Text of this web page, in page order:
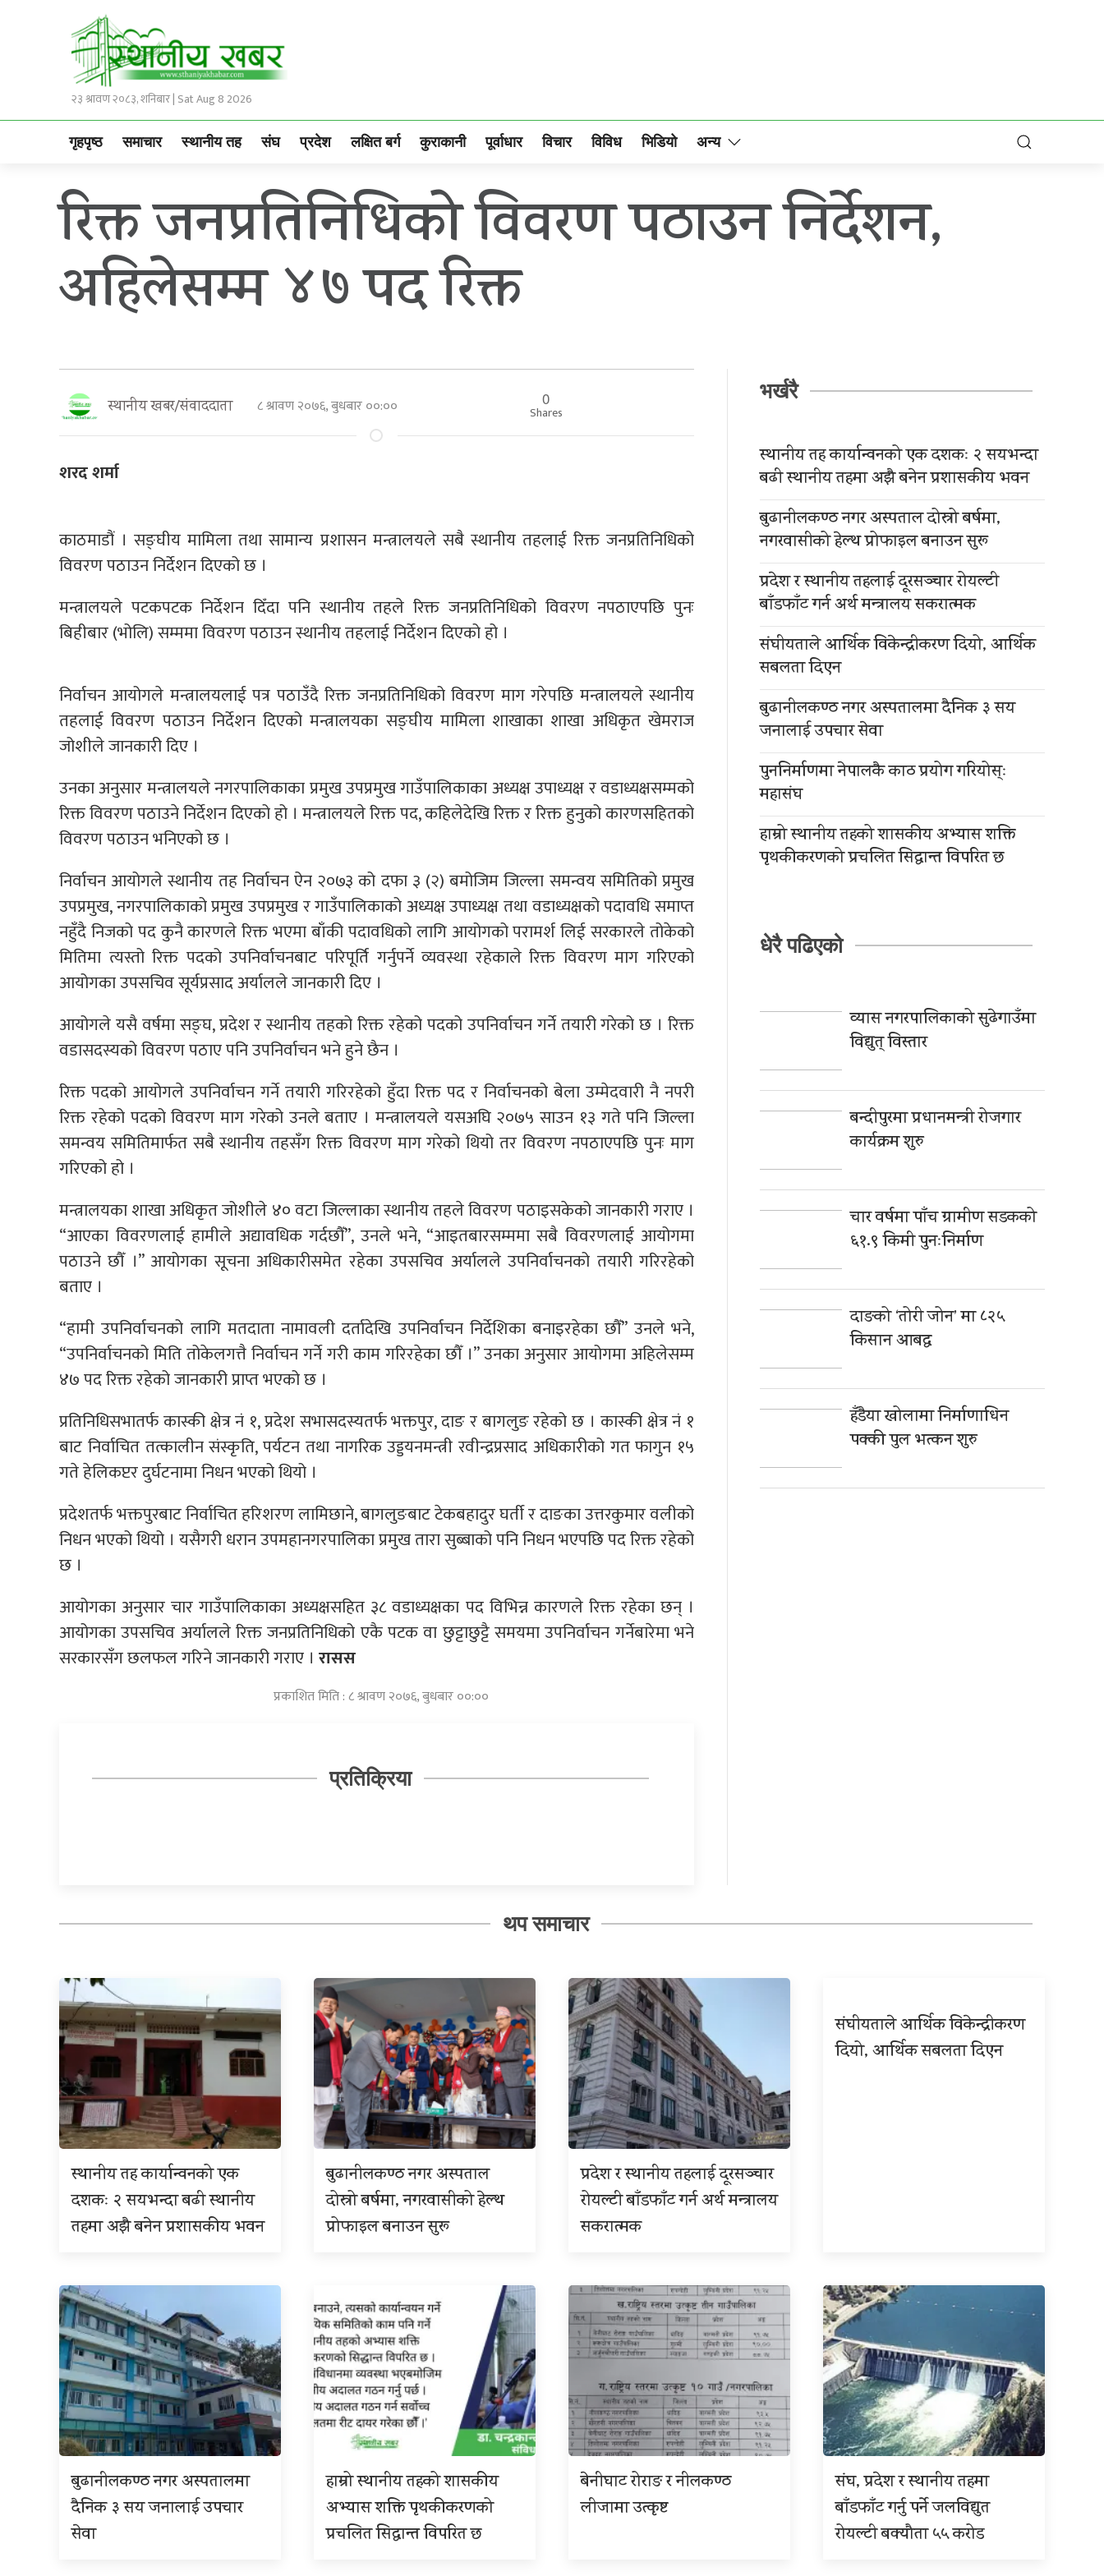
२३ श्रावण २०८३, शनिबार | Sat Aug 8 2026
गृहपृष्ठ समाचार स्थानीय तह संघ प्रदेश लक्षित बर्ग कुराकानी पूर्वाधार विचार विविध भिडियो अन्य
रिक्त जनप्रतिनिधिको विवरण पठाउन निर्देशन,
अहिलेसम्म ४७ पद रिक्त
स्थानीय खबर/संवाददाता ८ श्रावण २०७६, बुधबार ००:०० 0
Shares
शरद शर्मा
काठमाडौं । सङ्घीय मामिला तथा सामान्य प्रशासन मन्त्रालयले सबै स्थानीय तहलाई रिक्त जनप्रतिनिधिको
विवरण पठाउन निर्देशन दिएको छ ।
मन्त्रालयले पटकपटक निर्देशन दिँदा पनि स्थानीय तहले रिक्त जनप्रतिनिधिको विवरण नपठाएपछि पुनः
बिहीबार (भोलि) सम्ममा विवरण पठाउन स्थानीय तहलाई निर्देशन दिएको हो ।
निर्वाचन आयोगले मन्त्रालयलाई पत्र पठाउँदै रिक्त जनप्रतिनिधिको विवरण माग गरेपछि मन्त्रालयले स्थानीय
तहलाई विवरण पठाउन निर्देशन दिएको मन्त्रालयका सङ्घीय मामिला शाखाका शाखा अधिकृत खेमराज
जोशीले जानकारी दिए ।
उनका अनुसार मन्त्रालयले नगरपालिकाका प्रमुख उपप्रमुख गाउँपालिकाका अध्यक्ष उपाध्यक्ष र वडाध्यक्षसम्मको
रिक्त विवरण पठाउने निर्देशन दिएको हो । मन्त्रालयले रिक्त पद, कहिलेदेखि रिक्त र रिक्त हुनुको कारणसहितको
विवरण पठाउन भनिएको छ ।
निर्वाचन आयोगले स्थानीय तह निर्वाचन ऐन २०७३ को दफा ३ (२) बमोजिम जिल्ला समन्वय समितिको प्रमुख
उपप्रमुख, नगरपालिकाको प्रमुख उपप्रमुख र गाउँपालिकाको अध्यक्ष उपाध्यक्ष तथा वडाध्यक्षको पदावधि समाप्त
नहुँदै निजको पद कुनै कारणले रिक्त भएमा बाँकी पदावधिको लागि आयोगको परामर्श लिई सरकारले तोकेको
मितिमा त्यस्तो रिक्त पदको उपनिर्वाचनबाट परिपूर्ति गर्नुपर्ने व्यवस्था रहेकाले रिक्त विवरण माग गरिएको
आयोगका उपसचिव सूर्यप्रसाद अर्यालले जानकारी दिए ।
आयोगले यसै वर्षमा सङ्घ, प्रदेश र स्थानीय तहको रिक्त रहेको पदको उपनिर्वाचन गर्ने तयारी गरेको छ । रिक्त
वडासदस्यको विवरण पठाए पनि उपनिर्वाचन भने हुने छैन ।
रिक्त पदको आयोगले उपनिर्वाचन गर्ने तयारी गरिरहेको हुँदा रिक्त पद र निर्वाचनको बेला उम्मेदवारी नै नपरी
रिक्त रहेको पदको विवरण माग गरेको उनले बताए । मन्त्रालयले यसअघि २०७५ साउन १३ गते पनि जिल्ला
समन्वय समितिमार्फत सबै स्थानीय तहसँग रिक्त विवरण माग गरेको थियो तर विवरण नपठाएपछि पुनः माग
गरिएको हो ।
मन्त्रालयका शाखा अधिकृत जोशीले ४० वटा जिल्लाका स्थानीय तहले विवरण पठाइसकेको जानकारी गराए ।
“आएका विवरणलाई हामीले अद्यावधिक गर्दछौँ”, उनले भने, “आइतबारसम्ममा सबै विवरणलाई आयोगमा
पठाउने छौँ ।” आयोगका सूचना अधिकारीसमेत रहेका उपसचिव अर्यालले उपनिर्वाचनको तयारी गरिरहेको
बताए ।
“हामी उपनिर्वाचनको लागि मतदाता नामावली दर्तादेखि उपनिर्वाचन निर्देशिका बनाइरहेका छौँ” उनले भने,
“उपनिर्वाचनको मिति तोकेलगत्तै निर्वाचन गर्ने गरी काम गरिरहेका छौँ ।” उनका अनुसार आयोगमा अहिलेसम्म
४७ पद रिक्त रहेको जानकारी प्राप्त भएको छ ।
प्रतिनिधिसभातर्फ कास्की क्षेत्र नं १, प्रदेश सभासदस्यतर्फ भक्तपुर, दाङ र बागलुङ रहेको छ । कास्की क्षेत्र नं १
बाट निर्वाचित तत्कालीन संस्कृति, पर्यटन तथा नागरिक उड्डयनमन्त्री रवीन्द्रप्रसाद अधिकारीको गत फागुन १५
गते हेलिकप्टर दुर्घटनामा निधन भएको थियो ।
प्रदेशतर्फ भक्तपुरबाट निर्वाचित हरिशरण लामिछाने, बागलुङबाट टेकबहादुर घर्ती र दाङका उत्तरकुमार वलीको
निधन भएको थियो । यसैगरी धरान उपमहानगरपालिका प्रमुख तारा सुब्बाको पनि निधन भएपछि पद रिक्त रहेको
छ ।
आयोगका अनुसार चार गाउँपालिकाका अध्यक्षसहित ३८ वडाध्यक्षका पद विभिन्न कारणले रिक्त रहेका छन् ।
आयोगका उपसचिव अर्यालले रिक्त जनप्रतिनिधिको एकै पटक वा छुट्टाछुट्टै समयमा उपनिर्वाचन गर्नेबारेमा भने
सरकारसँग छलफल गरिने जानकारी गराए । रासस
प्रकाशित मिति : ८ श्रावण २०७६, बुधबार ००:००
प्रतिक्रिया
भर्खरै
स्थानीय तह कार्यान्वनको एक दशकः २ सयभन्दा
बढी स्थानीय तहमा अझै बनेन प्रशासकीय भवन
बुढानीलकण्ठ नगर अस्पताल दोस्रो बर्षमा,
नगरवासीको हेल्थ प्रोफाइल बनाउन सुरू
प्रदेश र स्थानीय तहलाई दूरसञ्चार रोयल्टी
बाँडफाँट गर्न अर्थ मन्त्रालय सकरात्मक
संघीयताले आर्थिक विकेन्द्रीकरण दियो, आर्थिक
सबलता दिएन
बुढानीलकण्ठ नगर अस्पतालमा दैनिक ३ सय
जनालाई उपचार सेवा
पुननिर्माणमा नेपालकै काठ प्रयोग गरियोस्ः
महासंघ
हाम्रो स्थानीय तहको शासकीय अभ्यास शक्ति
पृथकीकरणको प्रचलित सिद्धान्त विपरित छ
धेरै पढिएको
व्यास नगरपालिकाको सुढेगाउँमा
विद्युत् विस्तार
बन्दीपुरमा प्रधानमन्त्री रोजगार
कार्यक्रम शुरु
चार वर्षमा पाँच ग्रामीण सडकको
६१.९ किमी पुनःनिर्माण
दाङको ‘तोरी जोन’ मा ८२५
किसान आबद्ध
हँडैया खोलामा निर्माणाधिन
पक्की पुल भत्कन शुरु
थप समाचार
स्थानीय तह कार्यान्वनको एक
दशकः २ सयभन्दा बढी स्थानीय
तहमा अझै बनेन प्रशासकीय भवन
बुढानीलकण्ठ नगर अस्पताल
दोस्रो बर्षमा, नगरवासीको हेल्थ
प्रोफाइल बनाउन सुरू
प्रदेश र स्थानीय तहलाई दूरसञ्चार
रोयल्टी बाँडफाँट गर्न अर्थ मन्त्रालय
सकरात्मक
संघीयताले आर्थिक विकेन्द्रीकरण
दियो, आर्थिक सबलता दिएन
बुढानीलकण्ठ नगर अस्पतालमा
दैनिक ३ सय जनालाई उपचार
सेवा
हाम्रो स्थानीय तहको शासकीय
अभ्यास शक्ति पृथकीकरणको
प्रचलित सिद्धान्त विपरित छ
बेनीघाट रोराङ र नीलकण्ठ
लीजामा उत्कृष्ट
संघ, प्रदेश र स्थानीय तहमा
बाँडफाँट गर्नु पर्ने जलविद्युत
रोयल्टी बक्यौता ५५ करोड